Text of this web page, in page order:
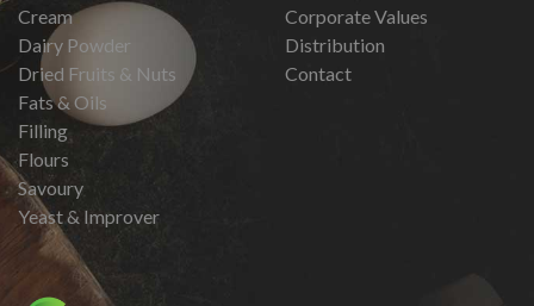
Cream
Dairy Powder
Dried Fruits & Nuts
Fats & Oils
Filling
Flours
Savoury
Yeast & Improver
Corporate Values
Distribution
Contact